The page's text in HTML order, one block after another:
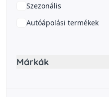
Szezonális
Autóápolási termékek
Márkák